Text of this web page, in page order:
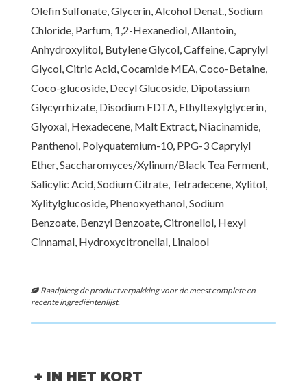
Olefin Sulfonate, Glycerin, Alcohol Denat., Sodium
Chloride, Parfum, 1,2-Hexanediol, Allantoin,
Anhydroxylitol, Butylene Glycol, Caffeine, Caprylyl
Glycol, Citric Acid, Cocamide MEA, Coco-Betaine,
Coco-glucoside, Decyl Glucoside, Dipotassium
Glycyrrhizate, Disodium FDTA, Ethyltexylglycerin,
Glyoxal, Hexadecene, Malt Extract, Niacinamide,
Panthenol, Polyquatemium-10, PPG-3 Caprylyl
Ether, Saccharomyces/Xylinum/Black Tea Ferment,
Salicylic Acid, Sodium Citrate, Tetradecene, Xylitol,
Xylitylglucoside, Phenoxyethanol, Sodium
Benzoate, Benzyl Benzoate, Citronellol, Hexyl
Cinnamal, Hydroxycitronellal, Linalool
Raadpleeg de productverpakking voor de meest complete en
recente ingrediëntenlijst.
+ IN HET KORT